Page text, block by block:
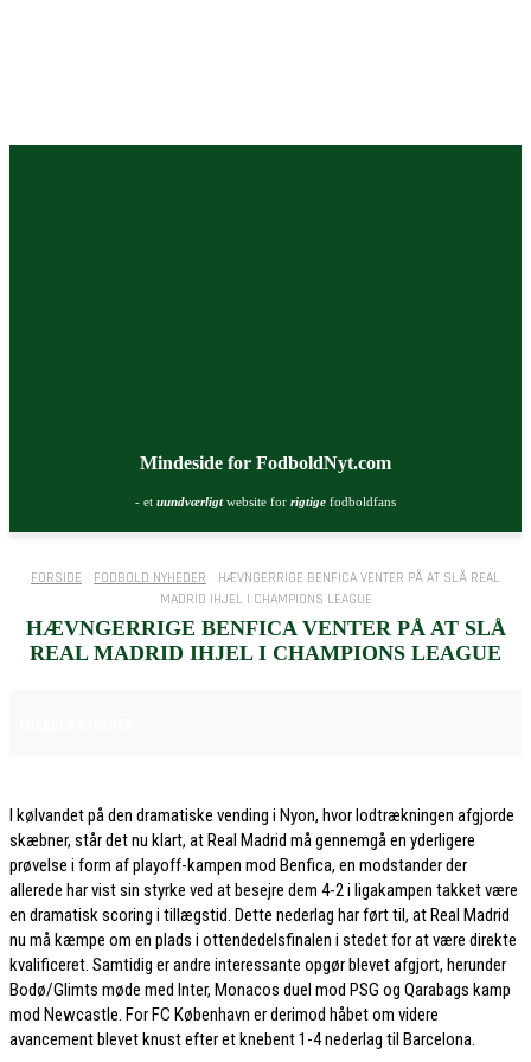
Mindeside for FodboldNyt.com
- et uundværligtwebsite for rigtige fodboldfans
FORSIDE FODBOLD NYHEDER
HÆVNGERRIGE BENFICA VENTER PÅ AT SLÅ REAL
MADRID IHJEL I CHAMPIONS LEAGUE
HÆVNGERRIGE BENFICA VENTER PÅ AT SLÅ
REAL MADRID IHJEL I CHAMPIONS LEAGUE
I kølvandet på den dramatiske vending i Nyon, hvor lodtrækningen afgjorde
skæbner, står det nu klart, at Real Madrid må gennemgå en yderligere
prøvelse i form af playoff-kampen mod Benfica, en modstander der
allerede har vist sin styrke ved at besejre dem 4-2 i ligakampen takket være
en dramatisk scoring i tillægstid. Dette nederlag har ført til, at Real Madrid
nu må kæmpe om en plads i ottendedelsfinalen i stedet for at være direkte
kvalificeret. Samtidig er andre interessante opgør blevet afgjort, herunder
Bodø/Glimts møde med Inter, Monacos duel mod PSG og Qarabags kamp
mod Newcastle. For FC København er derimod håbet om videre
avancement blevet knust efter et knebent 1-4 nederlag til Barcelona.